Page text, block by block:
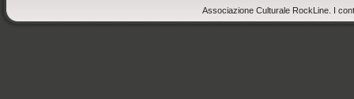
Associazione Culturale RockLine. I